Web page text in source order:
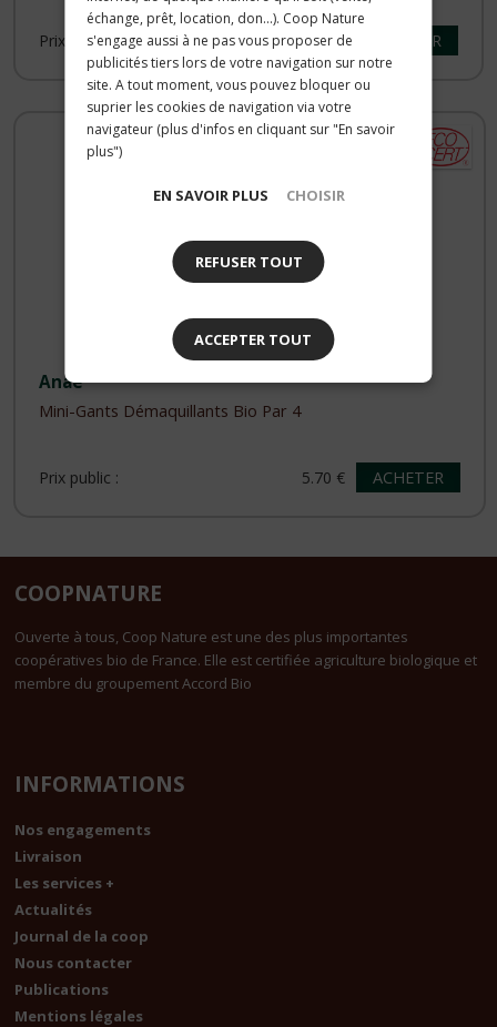
Prix public : 28.80 € ACHETER
Anae
Mini-Gants Démaquillants Bio Par 4
Prix public : 5.70 € ACHETER
COOPNATURE
Ouverte à tous, Coop Nature est une des plus importantes
coopératives bio de France. Elle est certifiée agriculture biologique et
membre du groupement Accord Bio
INFORMATIONS
Nos engagements
Livraison
Les services +
Actualités
Journal de la coop
Nous contacter
Publications
Mentions légales
échange, prêt, location, don...). Coop Nature
s'engage aussi à ne pas vous proposer de
publicités tiers lors de votre navigation sur notre
site. A tout moment, vous pouvez bloquer ou
suprier les cookies de navigation via votre
navigateur (plus d'infos en cliquant sur "En savoir
plus")
EN SAVOIR PLUS CHOISIR
REFUSER TOUT
ACCEPTER TOUT